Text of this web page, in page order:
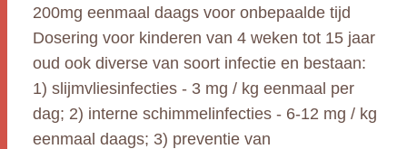
200mg eenmaal daags voor onbepaalde tijd
Dosering voor kinderen van 4 weken tot 15 jaar
oud ook diverse van soort infectie en bestaan:
1) slijmvliesinfecties - 3 mg / kg eenmaal per
dag; 2) interne schimmelinfecties - 6-12 mg / kg
eenmaal daags; 3) preventie van